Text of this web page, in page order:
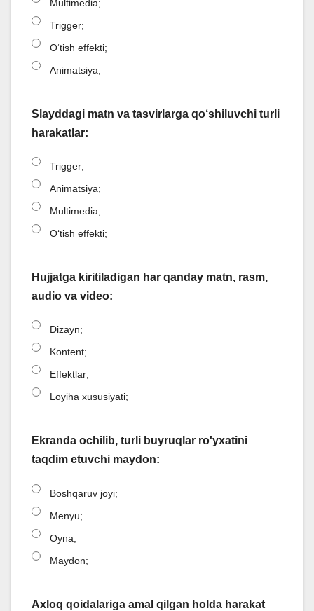
Multimedia;
Trigger;
O‘tish effekti;
Animatsiya;
Slayddagi matn va tasvirlarga qo‘shiluvchi turli
harakatlar:
Trigger;
Animatsiya;
Multimedia;
O‘tish effekti;
Hujjatga kiritiladigan har qanday matn, rasm,
audio va video:
Dizayn;
Kontent;
Effektlar;
Loyiha xususiyati;
Ekranda ochilib, turli buyruqlar ro'yxatini
taqdim etuvchi maydon:
Boshqaruv joyi;
Menyu;
Oyna;
Maydon;
Axloq qoidalariga amal qilgan holda harakat